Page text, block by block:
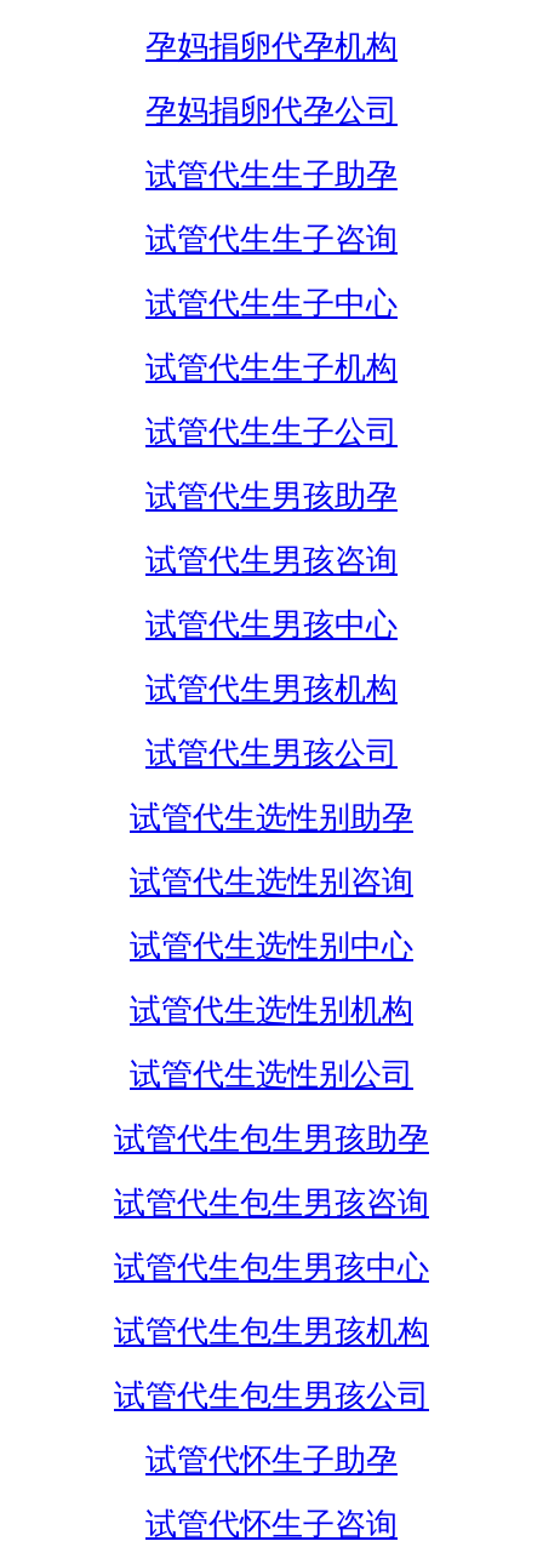
孕妈捐卵代孕机构
孕妈捐卵代孕公司
试管代生生子助孕
试管代生生子咨询
试管代生生子中心
试管代生生子机构
试管代生生子公司
试管代生男孩助孕
试管代生男孩咨询
试管代生男孩中心
试管代生男孩机构
试管代生男孩公司
试管代生选性别助孕
试管代生选性别咨询
试管代生选性别中心
试管代生选性别机构
试管代生选性别公司
试管代生包生男孩助孕
试管代生包生男孩咨询
试管代生包生男孩中心
试管代生包生男孩机构
试管代生包生男孩公司
试管代怀生子助孕
试管代怀生子咨询